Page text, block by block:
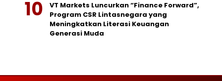
VT Markets Luncurkan “Finance Forward”,
Program CSR Lintasnegara yang
Meningkatkan Literasi Keuangan
Generasi Muda